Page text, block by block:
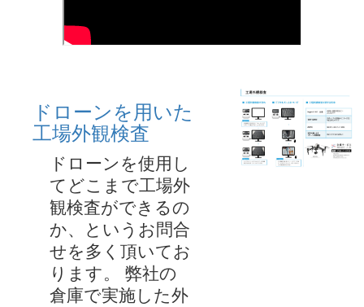
ドローンを用いた
工場外観検査
ドローンを使用し
てどこまで工場外
観検査ができるの
か、というお問合
せを多く頂いてお
ります。 弊社の
倉庫で実施した外